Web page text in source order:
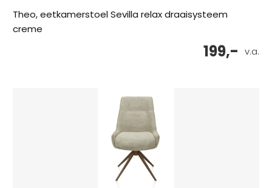
Theo, eetkamerstoel Sevilla relax draaisysteem
creme
v.a.
199,-